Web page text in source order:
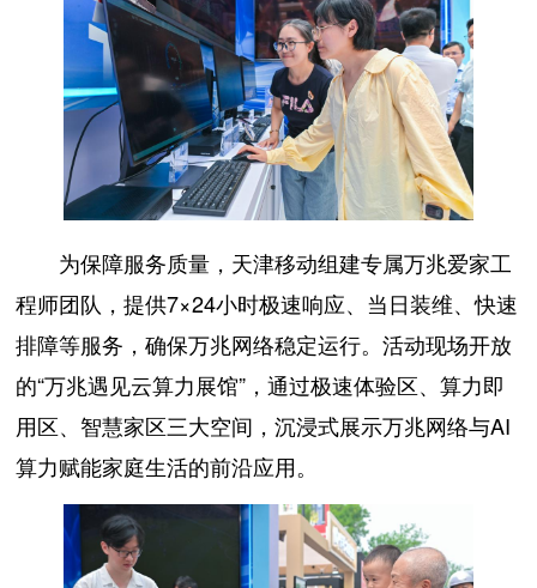
为保障服务质量，天津移动组建专属万兆爱家工
程师团队，提供7×24小时极速响应、当日装维、快速
排障等服务，确保万兆网络稳定运行。活动现场开放
的“万兆遇见云算力展馆”，通过极速体验区、算力即
用区、智慧家区三大空间，沉浸式展示万兆网络与AI
算力赋能家庭生活的前沿应用。